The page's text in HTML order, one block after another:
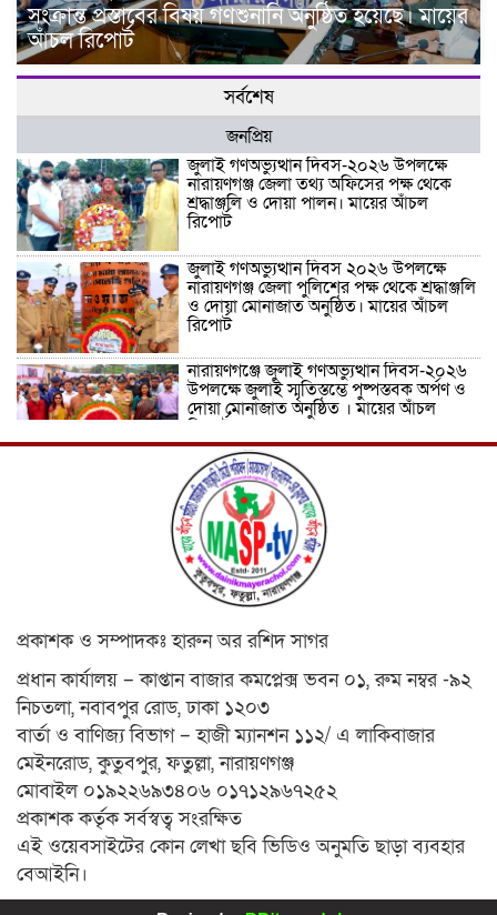
সংক্রান্ত প্রস্তাবের বিষয় গণশুনানি অনুষ্ঠিত হয়েছে। মায়ের
আঁচল রিপোর্ট
সর্বশেষ
জনপ্রিয়
জুলাই গণঅভ্যুত্থান দিবস-২০২৬ উপলক্ষে
নারায়ণগঞ্জ জেলা তথ্য অফিসের পক্ষ থেকে
শ্রদ্ধাঞ্জলি ও দোয়া পালন। মায়ের আঁচল
রিপোর্ট
জুলাই গণঅভ্যুত্থান দিবস ২০২৬ উপলক্ষে
নারায়ণগঞ্জ জেলা পুলিশের পক্ষ থেকে শ্রদ্ধাঞ্জলি
ও দোয়া মোনাজাত অনুষ্ঠিত। মায়ের আঁচল
রিপোর্ট
নারায়ণগঞ্জে জুলাই গণঅভ্যুত্থান দিবস-২০২৬
উপলক্ষে জুলাই স্মৃতিস্তম্ভে পুষ্পস্তবক অর্পণ ও
দোয়া মোনাজাত অনুষ্ঠিত । মায়ের আঁচল
রিপোর্ট
ICJ Global Media Group LLC and
SAARC Journalist Forum Sign
Strategic MoU to Strengthen Global
Journalism Cooperation/ आईसीजे
ग्लोबल मीडिया ग्रुप एलएलसी और सार्क
पत्रकार फोरम वैश्विक पत्रकारिता सहयोग को मजबूत करने के लिए
रणनीतिक समझौता ज्ञापन पर हस्ताक्षर करते हैं
निर्मित वडा कार्यालय र स्वास्थ्य चौकी भवनको
उद्घाटन/ নেপালের বীরগঞ্জ পৌরসভা ২৬ নম্বর
ওয়ার্ডের নবনির্মিত ওয়ার্ড কার্যালয় ও
স্বাস্থ্যকেন্দ্র ভবনের উদ্বোধন ।
মেধাবী শিক্ষার্থী ফাতেমা আক্তার মাহমুদা
এলএলবি ফাইনাল পরীক্ষা-২০২৩-এ উত্তীর্ণ।
মায়ের আঁচল রিপোর্ট
নারায়ণগঞ্জ সিটি কর্পোরেশনের সীমানা
বর্ধিতকরণ সংক্রান্ত প্রস্তাবের বিষয় গণশুনানি
অনুষ্ঠিত হয়েছে। মায়ের আঁচল রিপোর্ট
প্রকাশক ও সম্পাদকঃ হারুন অর রশিদ সাগর
প্রধান কার্যালয় – কাপ্তান বাজার কমপ্লেক্স ভবন ০১, রুম নম্বর -৯২
নিচতলা, নবাবপুর রোড, ঢাকা ১২০৩
বার্তা ও বাণিজ্য বিভাগ – হাজী ম্যানশন ১১২/ এ লাকিবাজার
মেইনরোড, কুতুবপুর, ফতুল্লা, নারায়ণগঞ্জ
মোবাইল ০১৯২২৬৯৩৪০৬ ০১৭১২৯৬৭২৫২
প্রকাশক কর্তৃক সর্বস্বত্ব সংরক্ষিত
এই ওয়েবসাইটের কোন লেখা ছবি ভিডিও অনুমতি ছাড়া ব্যবহার
বেআইনি।